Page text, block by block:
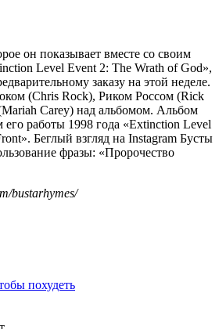
он показывает вместе со своим
Level Event 2: The Wrath of God»,
заказу на этой неделе.
(Chris Rock), Риком Россом (Rick
Carey) над альбомом. Альбом
его работы 1998 года «Extinction Level
Беглый взгляд на Instagram Бусты
фразы: «Пророчество
bustarhymes/
похудеть